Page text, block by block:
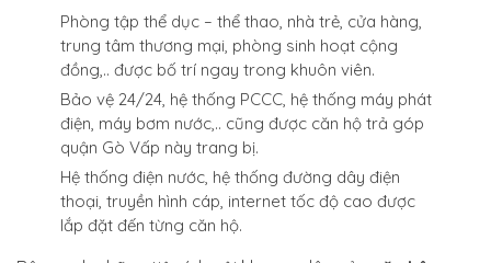
Phòng tập thể dục – thể thao, nhà trẻ, cửa hàng,
trung tâm thương mại, phòng sinh hoạt cộng
đồng,.. được bố trí ngay trong khuôn viên.
Bảo vệ 24/24, hệ thống PCCC, hệ thống máy phát
điện, máy bơm nước,.. cũng được căn hộ trả góp
quận Gò Vấp này trang bị.
Hệ thống điện nước, hệ thống đường dây điện
thoại, truyền hình cáp, internet tốc độ cao được
lắp đặt đến từng căn hộ.